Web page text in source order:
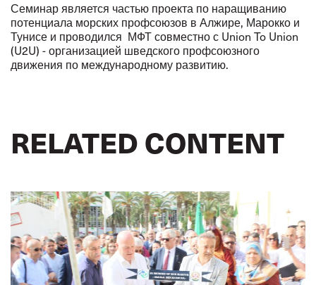
Семинар является частью проекта по наращиванию
потенциала морских профсоюзов в Алжире, Марокко и
Тунисе и проводился МФТ совместно с Union To Union
(U2U) - организацией шведского профсоюзного
движения по международному развитию.
RELATED CONTENT